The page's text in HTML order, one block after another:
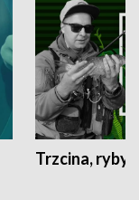
Trzcina, ryby